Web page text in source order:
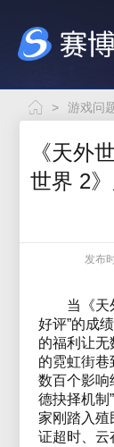
> 游戏问
《天外
世界 2
发布
当《天
好评”的成
的福利让
的霓虹街
数百个影响
德抉择机制
家刚踏入殖
证超时、云